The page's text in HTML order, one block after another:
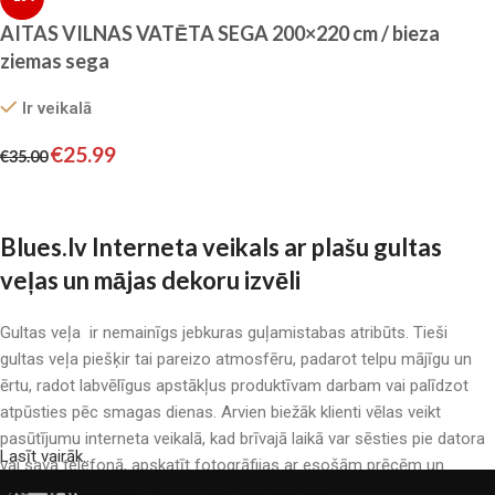
AITAS VILNAS VATĒTA SEGA 200×220 cm / bieza
ziemas sega
Ir veikalā
€35.00€25.99
Blues.lv Interneta veikals ar plašu gultas
veļas un mājas dekoru izvēli
Gultas veļa ir nemainīgs jebkuras guļamistabas atribūts. Tieši
gultas veļa piešķir tai pareizo atmosfēru, padarot telpu mājīgu un
ērtu, radot labvēlīgus apstākļus produktīvam darbam vai palīdzot
atpūsties pēc smagas dienas. Arvien biežāk klienti vēlas veikt
pasūtījumu interneta veikalā, kad brīvajā laikā var sēsties pie datora
vai sava telefonā, apskatīt fotogrāfijas ar esošām prēcēm un
Lasīt vairāk..